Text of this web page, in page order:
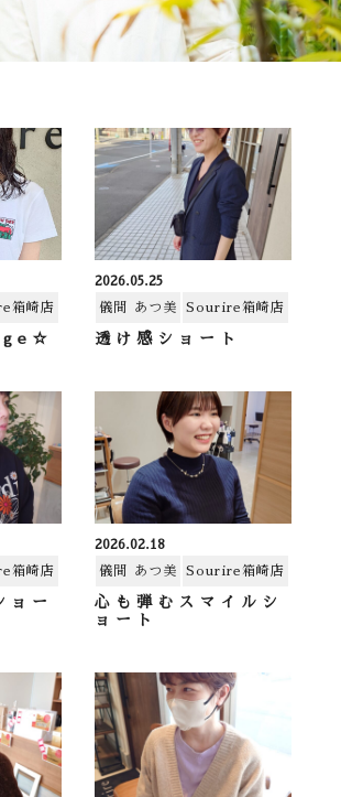
箱崎店
2026.05.25
儀間 あつ美
Sourire箱崎店
透け感ショート
箱崎店
ョー
2026.02.18
儀間 あつ美
Sourire箱崎店
心も弾むスマイルシ
ョート